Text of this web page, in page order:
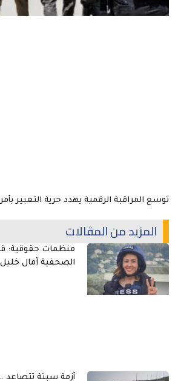
توسع المراقبة الرقمية يهدد حرية التعبير
المزيد من المقالات
منظمات حقوقية:
الصحفية آمال
أزمة سبتة تتصاعد